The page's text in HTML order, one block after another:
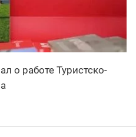
о работе Туристско-